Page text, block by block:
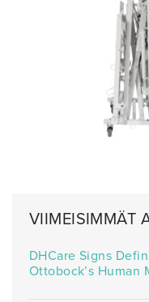
VIIMEISIMMÄT
DHCare Signs
Ottobock’s Human